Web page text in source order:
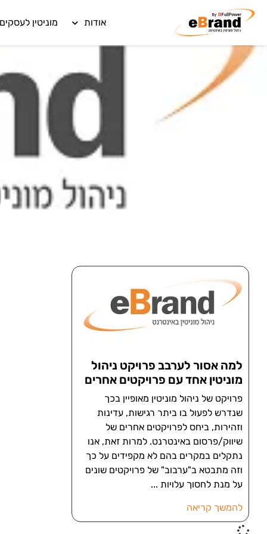
אודות מוניטין לעסקים
למה אסור לערבב פרויקט ניהול
מוניטין אחד עם פרויקטים אחרים
פרויקט של ניהול מוניטין מאופיין בכך
שנדרש לפעול בו ביתר רגישות, עדינות
וזהירות, ביחס לפרויקטים אחרים של
שיווק/פרסום באינטרנט. למרות זאת, אנו
נתקלים במקרים בהם לא מקפידים על כך
וזה מתבטא ב"ערבוב" של פרויקטים שונים
על מנת לחסוך עלויות
להמשך קריאה